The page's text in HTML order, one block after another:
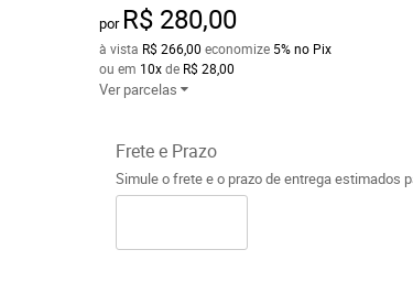
por R$ 280,00
à vista R$ 266,00 economize 5% no Pix
ou em 10xde R$ 28,00
Ver parcelas
Frete e Prazo
Simule o frete e o prazo de entrega estimados